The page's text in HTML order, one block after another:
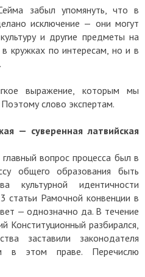
забыл упомянуть, что в
исключение — они могут
и другие предметы на
кружках по интересам, но и в
выражение, которым мы
слово экспертам.
— суверенная латвийская
вопрос процесса был в
общего образования быть
культурной идентичности
статьи Рамочной конвенции в
— однозначно да. В течение
Конституционный разбирался,
заставили законодателя
в этом праве. Перечислю